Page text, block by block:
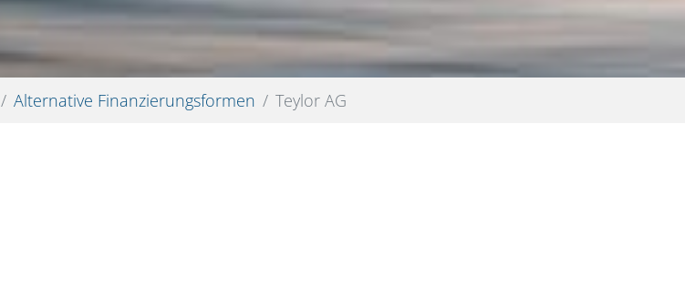
Alternative Finanzierungsformen Teylor AG